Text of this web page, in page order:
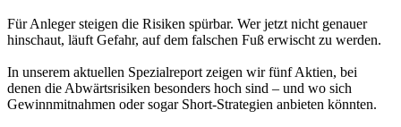
Für Anleger steigen die Risiken spürbar. Wer jetzt nicht genauer
hinschaut, läuft Gefahr, auf dem falschen Fuß erwischt zu werden.
In unserem aktuellen Spezialreport zeigen wir fünf Aktien, bei
denen die Abwärtsrisiken besonders hoch sind – und wo sich
Gewinnmitnahmen oder sogar Short-Strategien anbieten könnten.